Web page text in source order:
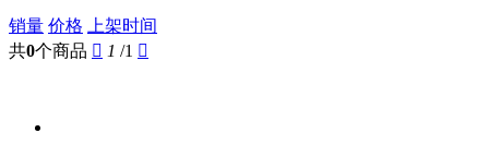
销量 价格 上架时间
共0个商品  1 /1 